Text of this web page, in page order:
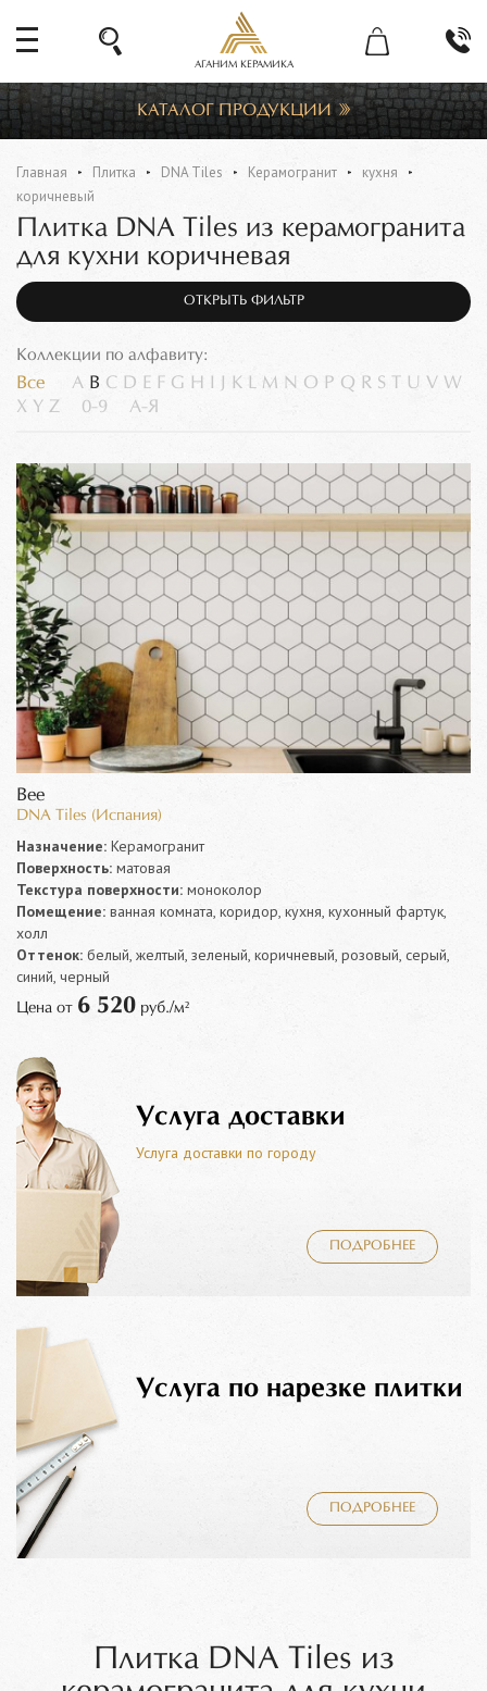
АГАНИМ КЕРАМИКА
КАТАЛОГ ПРОДУКЦИИ
Главная Плитка DNA Tiles Керамогранит
кухня
коричневый
Плитка DNA Tiles из керамогранита
для кухни коричневая
ОТКРЫТЬ ФИЛЬТР
Коллекции по алфавиту:
Все A B C D E F G H K L M N O P Q R S U V W
X Y Z 0-9 А-Я
Bee
DNA Tiles (Испания)
Назначение: Керамогранит
Поверхность: матовая
Текстура поверхности: моноколор
Помещение: ванная комната, коридор, кухня, кухонный фартук,
холл
Оттенок: белый, желтый, зеленый, коричневый, розовый, серый,
синий, черный
Цена от 6 520 руб./м²
Услуга доставки
Услуга доставки по городу
ПОДРОБНЕЕ
Услуга по нарезке плитки
ПОДРОБНЕЕ
Плитка DNA Tiles из